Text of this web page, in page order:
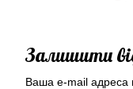
Залишити
Ваша e-mail адреса